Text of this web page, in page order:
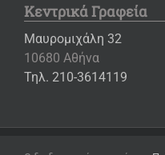
Κεντρικά Γραφεία
Μαυρομιχάλη 32
10680 Αθήνα
Τηλ. 210-3614119